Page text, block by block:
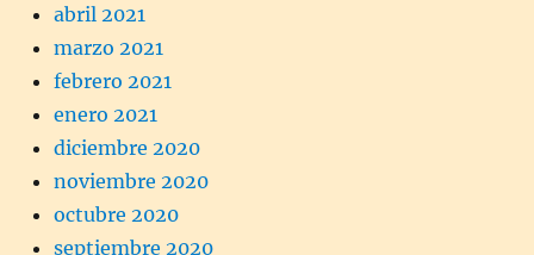
abril 2021
marzo 2021
febrero 2021
enero 2021
diciembre 2020
noviembre 2020
octubre 2020
septiembre 2020